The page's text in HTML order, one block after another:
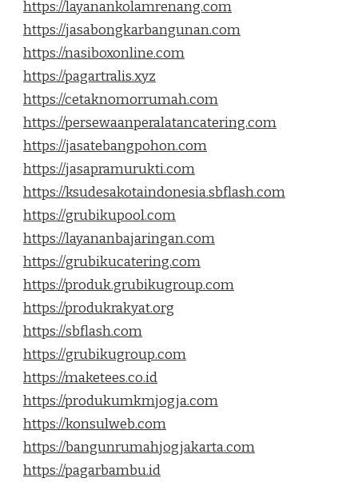
https://layanankolamrenang.com
https://jasabongkarbangunan.com
https://nasiboxonline.com
https://pagartralis.xyz
https://cetaknomorrumah.com
https://persewaanperalatancatering.com
https://jasatebangpohon.com
https://jasapramurukti.com
https://ksudesakotaindonesia.sbflash.com
https://grubikupool.com
https://layananbajaringan.com
https://grubikucatering.com
https://produk.grubikugroup.com
https://produkrakyat.org
https://sbflash.com
https://grubikugroup.com
https://maketees.co.id
https://produkumkmjogja.com
https://konsulweb.com
https://bangunrumahjogjakarta.com
https://pagarbambu.id